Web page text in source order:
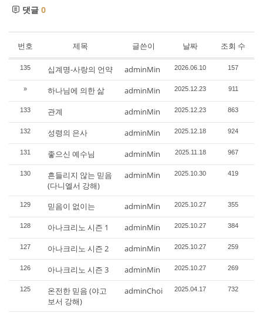
댓글 0
번호 제목 글쓴이 날짜 조회 수
135 십계명-사랑의 언약 adminMin 2026.06.10 157
» 하나님에 의한 삶 adminMin 2025.12.23 911
133 관계 adminMin 2025.12.23 863
132 성령의 은사 adminMin 2025.12.18 924
131 좋으신 예수님 adminMin 2025.11.18 967
130
흔들리지 않는 믿음
(다니엘서 강해)
adminMin 2025.10.30 419
129 믿음이 없이는 adminMin 2025.10.27 355
128 아나크리노 시즌 1 adminMin 2025.10.27 384
127 아나크리노 시즌 2 adminMin 2025.10.27 259
126 아나크리노 시즌 3 adminMin 2025.10.27 269
125
온전한 믿음 (야고
보서 강해)
adminChoi 2025.04.17 732